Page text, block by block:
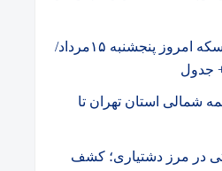
قیمت طلا، دلار و سکه امروز پنجشنبه ۱۵مرداد/
جدول
شمالی استان تهران تا
در مرز دشتیاری؛ کشف